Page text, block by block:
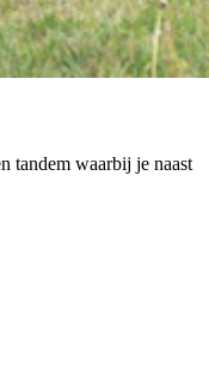
tandem waarbij je naast